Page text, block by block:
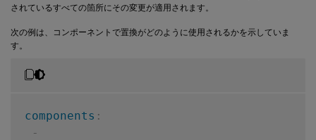
されているすべての箇所にその変更が適用されます。
次の例は、コンポーネントで置換がどのように使用されるかを示していま
す。
components :
-